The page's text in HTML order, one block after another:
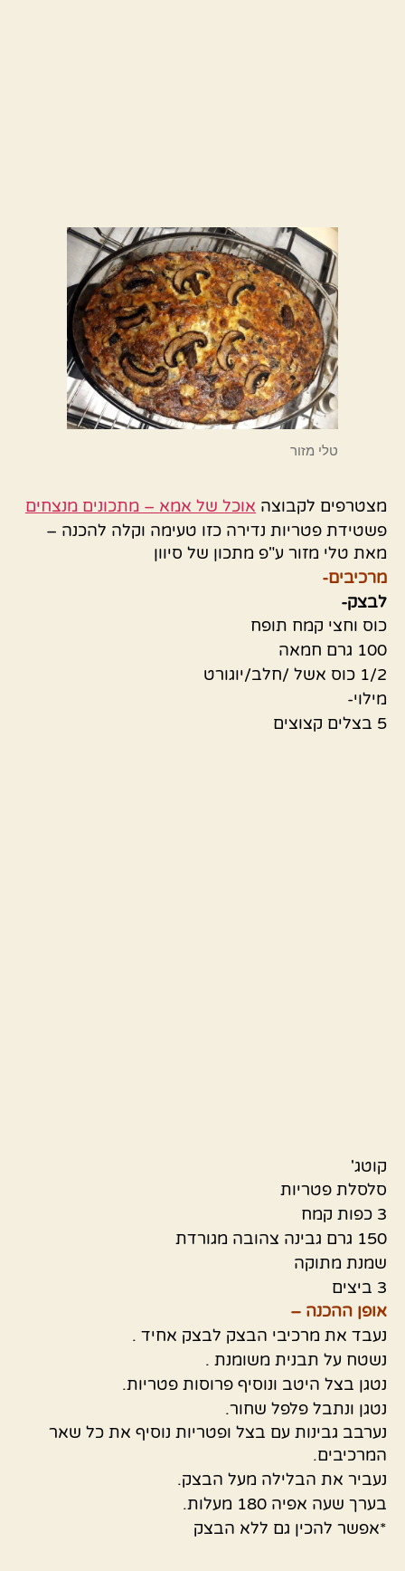
טלי מזור
מצטרפים לקבוצה אוכל של אמא – מתכונים מנצחים
פשטידת פטריות נדירה כזו טעימה וקלה להכנה –
מאת טלי מזור ע"פ מתכון של סיוון
מרכיבים-
לבצק-
כוס וחצי קמח תופח
100 גרם חמאה
1/2 כוס אשל /חלב/יוגורט
מילוי-
5 בצלים קצוצים
קוטג'
סלסלת פטריות
3 כפות קמח
150 גרם גבינה צהובה מגורדת
שמנת מתוקה
3 ביצים
אופן ההכנה –
נעבד את מרכיבי הבצק לבצק אחיד .
נשטח על תבנית משומנת .
נטגן בצל היטב ונוסיף פרוסות פטריות.
נטגן ונתבל פלפל שחור.
נערבב גבינות עם בצל ופטריות נוסיף את כל שאר
המרכיבים.
נעביר את הבלילה מעל הבצק.
בערך שעה אפיה 180 מעלות.
*אפשר להכין גם ללא הבצק